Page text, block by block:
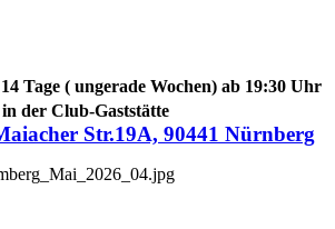
Tage ( ungerade Wochen) ab 19:30 Uhr
in der Club-Gaststätte
Str.19A, 90441 Nürnberg